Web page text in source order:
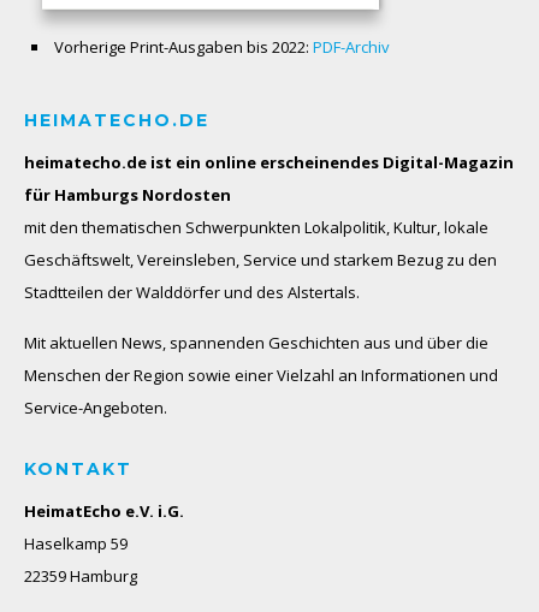
Vorherige Print-Ausgaben bis 2022: PDF-Archiv
HEIMATECHO.DE
heimatecho.de ist ein online erscheinendes Digital-Magazin
für Hamburgs Nordosten
mit den thematischen Schwerpunkten Lokalpolitik, Kultur, lokale
Geschäftswelt, Vereinsleben, Service und starkem Bezug zu den
Stadtteilen der Walddörfer und des Alstertals.
Mit aktuellen News, spannenden Geschichten aus und über die
Menschen der Region sowie einer Vielzahl an Informationen und
Service-Angeboten.
KONTAKT
HeimatEcho e.V. i.G.
Haselkamp 59
22359 Hamburg